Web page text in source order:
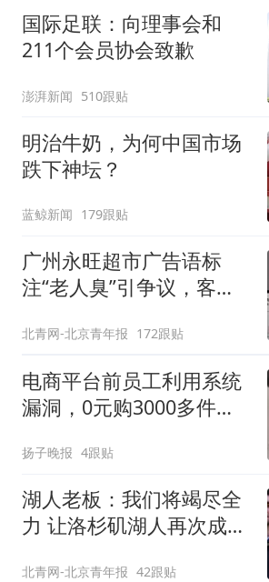
国际足联：向理事会和
211个会员协会致歉
澎湃新闻 510跟贴
明治牛奶，为何中国市场
跌下神坛？
蓝鲸新闻 179跟贴
广州永旺超市广告语标
注“老人臭”引争议，客服
北青网-北京青年报 172跟贴
电商平台前员工利用系统
漏洞，0元购3000多件家
扬子晚报 4跟贴
湖人老板：我们将竭尽全
力 让洛杉矶湖人再次成为
北青网-北京青年报 42跟贴